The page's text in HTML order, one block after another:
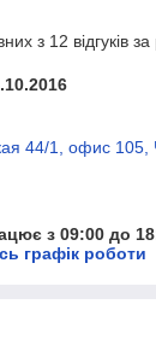
з 12 відгуків за
44/1, офис 105,
з 09:00 до
графік роботи